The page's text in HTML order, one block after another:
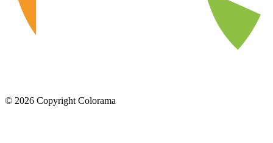
© 2026 Copyright Colorama